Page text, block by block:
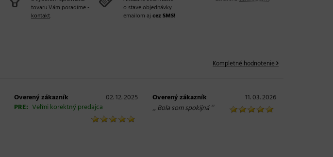
tovaru Vám poradíme -
kontakt.
o stave objednávky
emailom aj cez SMS!
Kompletné hodnotenie
Overený zákazník
02. 12. 2025
PRE: Veľmi korektný predajca
Overený zákazník 11. 03. 2026
„ Bola som spokijná“